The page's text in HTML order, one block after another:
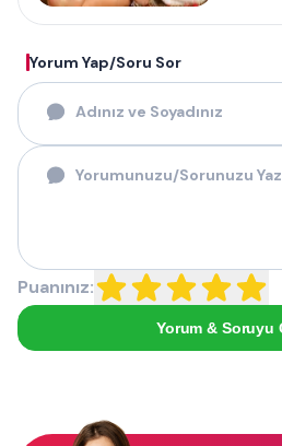
Yorum Yap/Soru Sor
Puanınız:
Yorum & Soruyu